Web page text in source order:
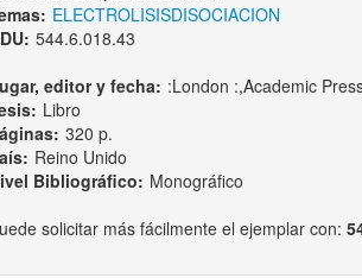
ELECTROLISISDISOCIACION
544.6.018.43
editor y fecha: :London :,Academic
Libro
320 p.
Reino Unido
Bibliográfico: Monográfico
solicitar más fácilmente el ejemplar con: